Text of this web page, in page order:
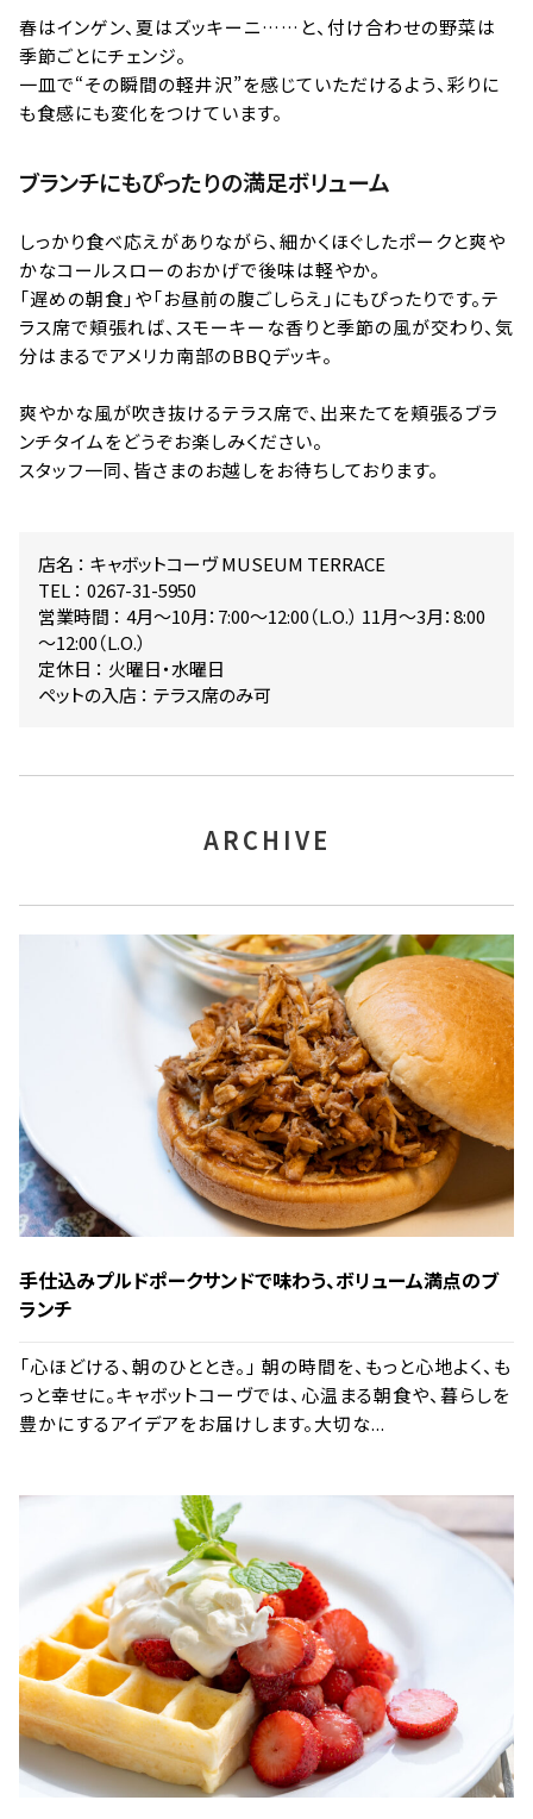
春はインゲン、夏はズッキーニ……と、付け合わせの野菜は
季節ごとにチェンジ。
一皿で“その瞬間の軽井沢”を感じていただけるよう、彩りに
も食感にも変化をつけています。
ブランチにもぴったりの満足ボリューム
しっかり食べ応えがありながら、細かくほぐしたポークと爽や
かなコールスローのおかげで後味は軽やか。
「遅めの朝食」や「お昼前の腹ごしらえ」にもぴったりです。テ
ラス席で頬張れば、スモーキーな香りと季節の風が交わり、気
分はまるでアメリカ南部のBBQデッキ。
爽やかな風が吹き抜けるテラス席で、出来たてを頬張るブラ
ンチタイムをどうぞお楽しみください。
スタッフ一同、皆さまのお越しをお待ちしております。
店名 ： キャボットコーヴ MUSEUM TERRACE
TEL ： 0267-31-5950
営業時間 ： 4月～10月：7:00～12:00（L.O.） 11月～3月：8:00
～12:00（L.O.）
定休日 ： 火曜日・水曜日
ペットの入店 ： テラス席のみ可
ARCHIVE
手仕込みプルドポークサンドで味わう、ボリューム満点のブ
ランチ
「心ほどける、朝のひととき。」 朝の時間を、もっと心地よく、も
っと幸せに。キャボットコーヴでは、心温まる朝食や、暮らしを
豊かにするアイデアをお届けします。大切な...